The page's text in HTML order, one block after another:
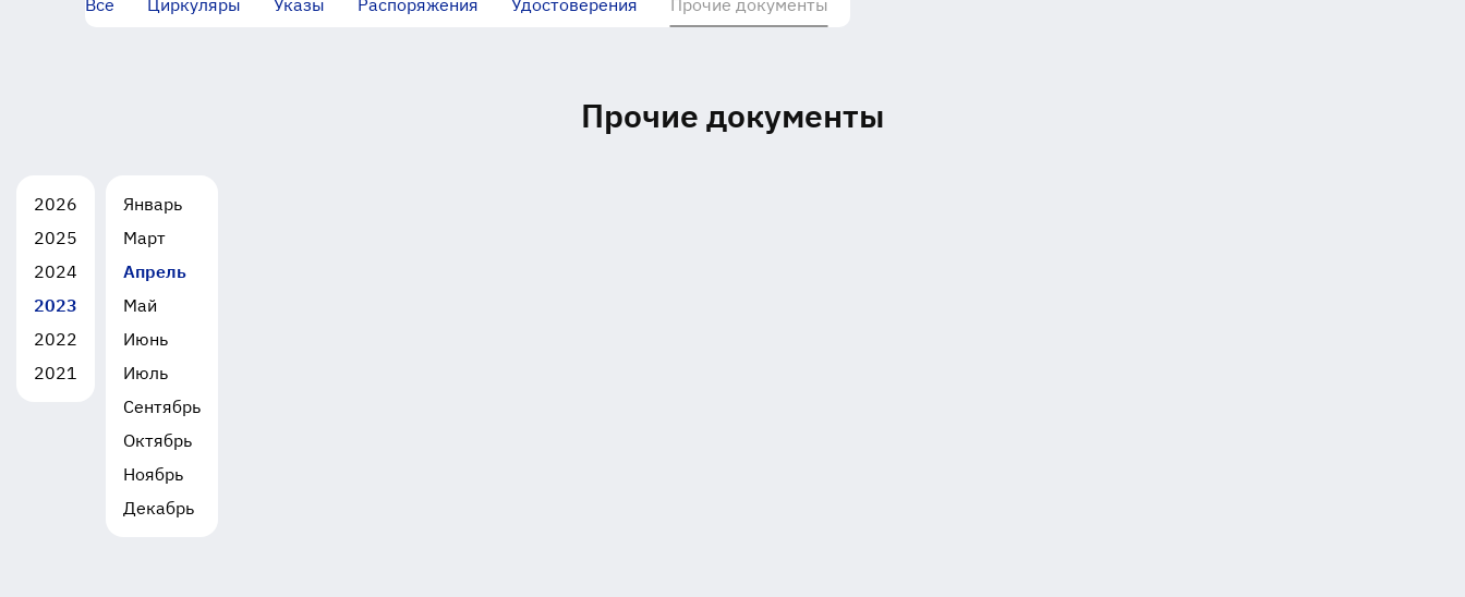
Все Циркуляры Указы Распоряжения Удостоверения Прочие документы
Прочие документы
2026
2025
2024
2023
2022
2021
Январь
Март
Апрель
Май
Июнь
Июль
Сентябрь
Октябрь
Ноябрь
Декабрь